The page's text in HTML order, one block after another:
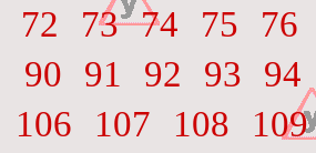
72
73 74 75 76
90
91 92 93 94
106
107 108 109